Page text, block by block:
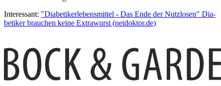
Interessant: "Dia­be­ti­ker­lebens­mit­tel - Das En­de der Nutz­lo­sen" Dia­
be­ti­ker brau­chen kei­ne Extra­wurst (netdoktor.de)